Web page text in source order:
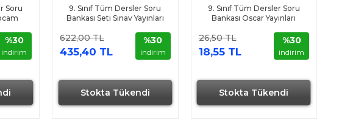
Soru
%30
indirim
Stokta Tükendi
9. Sınıf Tüm Dersler Soru
Bankası Seti Sınav Yayınları
622,00 TL
435,40 TL
%30
indirim
Stokta Tükendi
9. Sınıf Tüm Dersler Soru
Bankası Oscar Yayınları
26,50 TL
18,55 TL
%30
indirim